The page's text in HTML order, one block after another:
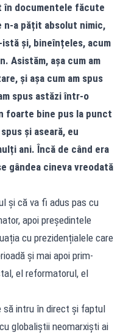
în documentele făcute
n-a pățit absolut nimic,
și, bineînțeles, acum
Asistăm, așa cum am
și așa cum am spus
spus astăzi într-o
foarte bine pus la punct
și aseară, eu
ani. Încă de când era
gândea cineva vreodată
și că va fi adus pas cu
apoi președintele
cu prezidențialele care
și mai apoi prim-
el reformatorul, el
să intru în direct și faptul
globaliștii neomarxiști ai